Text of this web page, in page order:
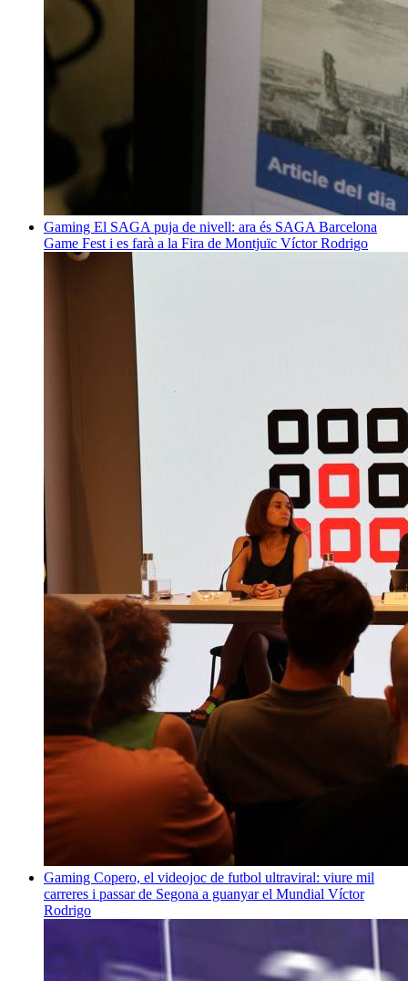
Gaming El SAGA puja de nivell: ara és SAGA Barcelona
Game Fest i es farà a la Fira de Montjuïc Víctor Rodrigo
Gaming Copero, el videojoc de futbol ultraviral: viure mil
carreres i passar de Segona a guanyar el Mundial Víctor
Rodrigo